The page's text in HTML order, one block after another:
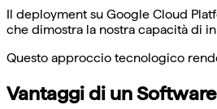
Il deployment su Google Cloud
che dimostra la nostra capacità di
Questo approccio tecnologico
Vantaggi di un